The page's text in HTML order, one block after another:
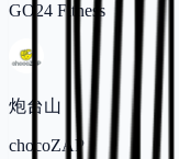
GO24 Fitness
炮台山
chocoZAP